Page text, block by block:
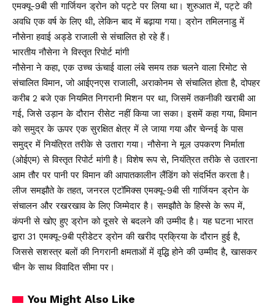
एमक्यू-9बी सी गार्जियन ड्रोन को पट्टे पर लिया था। शुरुआत में, पट्टे की
अवधि एक वर्ष के लिए थी, लेकिन बाद में बढ़ाया गया। ड्रोन तमिलनाडु में
नौसेना हवाई अड्डे राजाली से संचालित हो रहे हैं।
भारतीय नौसेना ने विस्तृत रिपोर्ट मांगी
नौसेना ने कहा, एक उच्च ऊंचाई वाला लंबे समय तक चलने वाला रिमोट से
संचालित विमान, जो आईएनएस राजाली, अराकोनम से संचालित होता है, दोपहर
करीब 2 बजे एक नियमित निगरानी मिशन पर था, जिसमें तकनीकी खराबी आ
गई, जिसे उड़ान के दौरान रीसेट नहीं किया जा सका। इसमें कहा गया, विमान
को समुद्र के ऊपर एक सुरक्षित क्षेत्र में ले जाया गया और चेन्नई के पास
समुद्र में नियंत्रित तरीके से उतारा गया। नौसेना ने मूल उपकरण निर्माता
(ओईएम) से विस्तृत रिपोर्ट मांगी है। विशेष रूप से, नियंत्रित तरीके से उतारना
आम तौर पर पानी पर विमान की आपातकालीन लैंडिंग को संदर्भित करता है।
लीज समझौते के तहत, जनरल एटॉमिक्स एमक्यू-9बी सी गार्जियन ड्रोन के
संचालन और रखरखाव के लिए जिम्मेदार है। समझौते के हिस्से के रूप में,
कंपनी से खोए हुए ड्रोन को दूसरे से बदलने की उम्मीद है। यह घटना भारत
द्वारा 31 एमक्यू-9बी प्रीडेटर ड्रोन की खरीद प्रक्रिया के दौरान हुई है,
जिससे सशस्त्र बलों की निगरानी क्षमताओं में वृद्धि होने की उम्मीद है, खासकर
चीन के साथ विवादित सीमा पर।
You Might Also Like